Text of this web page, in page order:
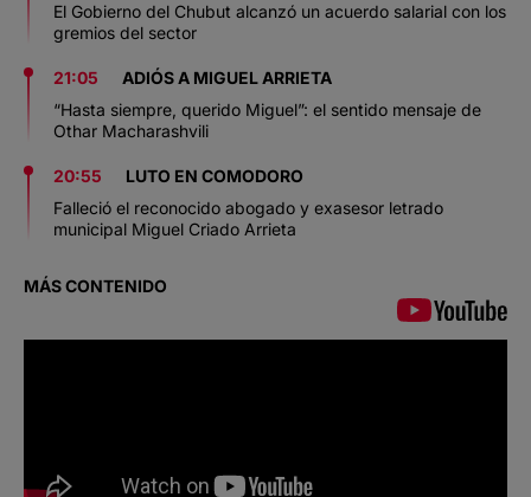
El Gobierno del Chubut alcanzó un acuerdo salarial con los
gremios del sector
21:05
ADIÓS A MIGUEL ARRIETA
“Hasta siempre, querido Miguel”: el sentido mensaje de
Othar Macharashvili
20:55
LUTO EN COMODORO
Falleció el reconocido abogado y exasesor letrado
municipal Miguel Criado Arrieta
MÁS CONTENIDO